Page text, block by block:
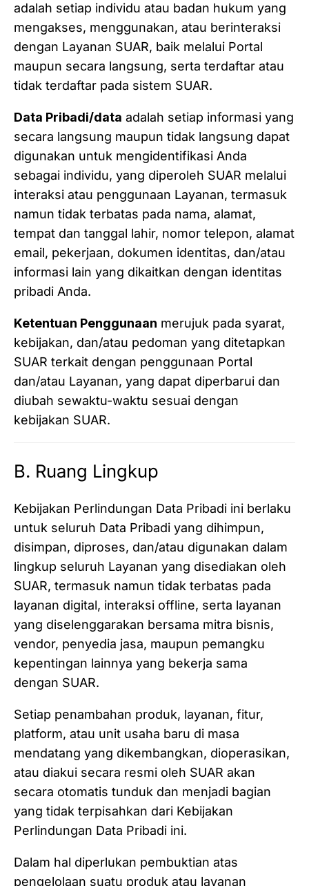
adalah setiap individu atau badan hukum yang
mengakses, menggunakan, atau berinteraksi
dengan Layanan SUAR, baik melalui Portal
maupun secara langsung, serta terdaftar atau
tidak terdaftar pada sistem SUAR.
Data Pribadi/data adalah setiap informasi yang
secara langsung maupun tidak langsung dapat
digunakan untuk mengidentifikasi Anda
sebagai individu, yang diperoleh SUAR melalui
interaksi atau penggunaan Layanan, termasuk
namun tidak terbatas pada nama, alamat,
tempat dan tanggal lahir, nomor telepon, alamat
email, pekerjaan, dokumen identitas, dan/atau
informasi lain yang dikaitkan dengan identitas
pribadi Anda.
Ketentuan Penggunaan merujuk pada syarat,
kebijakan, dan/atau pedoman yang ditetapkan
SUAR terkait dengan penggunaan Portal
dan/atau Layanan, yang dapat diperbarui dan
diubah sewaktu-waktu sesuai dengan
kebijakan SUAR.
B. Ruang Lingkup
Kebijakan Perlindungan Data Pribadi ini berlaku
untuk seluruh Data Pribadi yang dihimpun,
disimpan, diproses, dan/atau digunakan dalam
lingkup seluruh Layanan yang disediakan oleh
SUAR, termasuk namun tidak terbatas pada
layanan digital, interaksi offline, serta layanan
yang diselenggarakan bersama mitra bisnis,
vendor, penyedia jasa, maupun pemangku
kepentingan lainnya yang bekerja sama
dengan SUAR.
Setiap penambahan produk, layanan, fitur,
platform, atau unit usaha baru di masa
mendatang yang dikembangkan, dioperasikan,
atau diakui secara resmi oleh SUAR akan
secara otomatis tunduk dan menjadi bagian
yang tidak terpisahkan dari Kebijakan
Perlindungan Data Pribadi ini.
Dalam hal diperlukan pembuktian atas
pengelolaan suatu produk atau layanan